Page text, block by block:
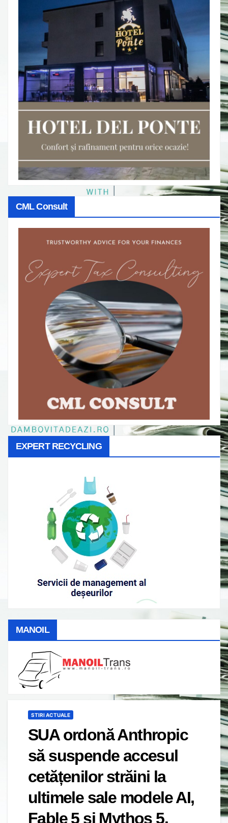
CML Consult
EXPERT RECYCLING
MANOIL
STIRI ACTUALE
SUA ordonă Anthropic
să suspende accesul
cetățenilor străini la
ultimele sale modele AI,
Fable 5 și Mythos 5.